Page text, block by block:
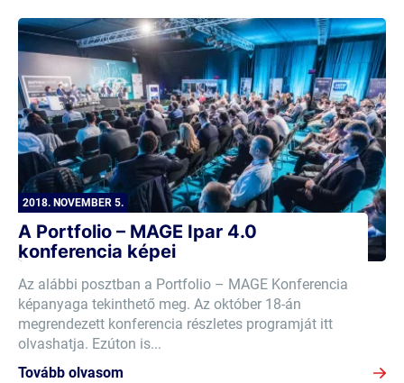
2018. NOVEMBER 5.
A Portfolio – MAGE Ipar 4.0
konferencia képei
Az alábbi posztban a Portfolio – MAGE Konferencia
képanyaga tekinthető meg. Az október 18-án
megrendezett konferencia részletes programját itt
olvashatja. Ezúton is...
Tovább olvasom